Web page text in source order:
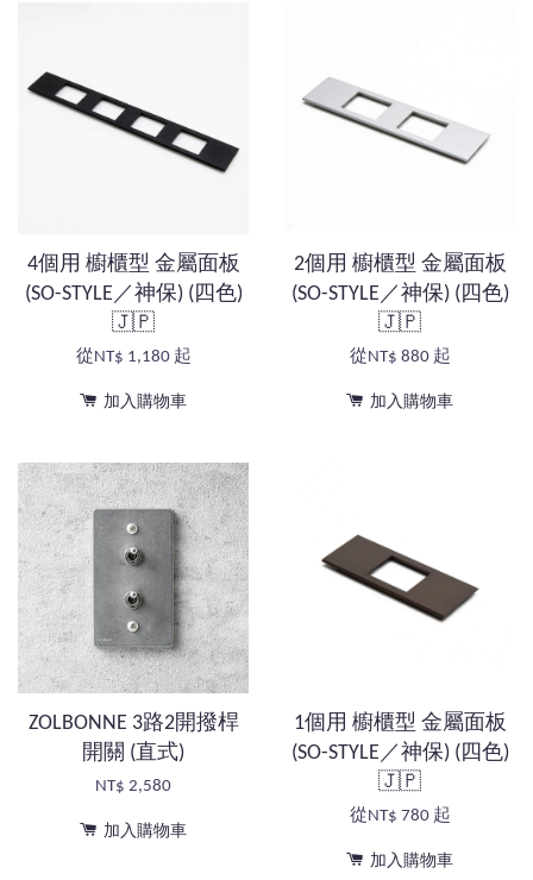
4個用 櫥櫃型 金屬面板
(SO-STYLE／神保) (四色)
🇯🇵
從NT$ 1,180 起
加入購物車
2個用 櫥櫃型 金屬面板
(SO-STYLE／神保) (四色)
🇯🇵
從NT$ 880 起
加入購物車
ZOLBONNE 3路2開撥桿
開關 (直式)
NT$ 2,580
加入購物車
1個用 櫥櫃型 金屬面板
(SO-STYLE／神保) (四色)
🇯🇵
從NT$ 780 起
加入購物車